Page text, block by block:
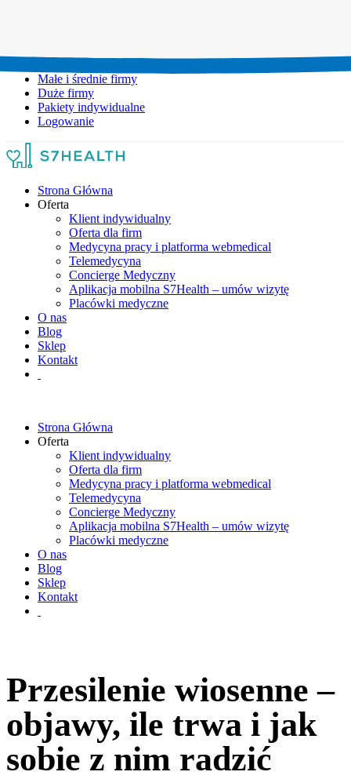
Małe i średnie firmy
Duże firmy
Pakiety indywidualne
Logowanie
Strona Główna
Oferta
Klient indywidualny
Oferta dla firm
Medycyna pracy i platforma webmedical
Telemedycyna
Concierge Medyczny
Aplikacja mobilna S7Health – umów wizytę
Placówki medyczne
O nas
Blog
Sklep
Kontakt
Strona Główna
Oferta
Klient indywidualny
Oferta dla firm
Medycyna pracy i platforma webmedical
Telemedycyna
Concierge Medyczny
Aplikacja mobilna S7Health – umów wizytę
Placówki medyczne
O nas
Blog
Sklep
Kontakt
Przesilenie wiosenne –
objawy, ile trwa i jak
sobie z nim radzić